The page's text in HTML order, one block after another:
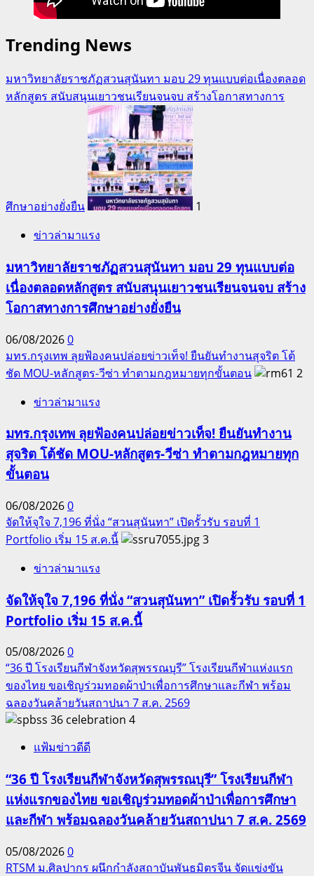
Trending News
มหาวิทยาลัยราชภัฏสวนสุนันทา มอบ 29 ทุนแบบต่อเนื่องตลอด
หลักสูตร สนับสนุนเยาวชนเรียนจนจบ สร้างโอกาสทางการ
ศึกษาอย่างยั่งยืน
1
ข่าวล่ามาแรง
มหาวิทยาลัยราชภัฏสวนสุนันทา มอบ 29 ทุนแบบต่อ
เนื่องตลอดหลักสูตร สนับสนุนเยาวชนเรียนจนจบ สร้าง
โอกาสทางการศึกษาอย่างยั่งยืน
06/08/20260
มทร.กรุงเทพ ลุยฟ้องคนปล่อยข่าวเท็จ! ยืนยันทำงานสุจริต โต้
ชัด MOU-หลักสูตร-วีซ่า ทำตามกฎหมายทุกขั้นตอน
2
ข่าวล่ามาแรง
มทร.กรุงเทพ ลุยฟ้องคนปล่อยข่าวเท็จ! ยืนยันทำงาน
สุจริต โต้ชัด MOU-หลักสูตร-วีซ่า ทำตามกฎหมายทุก
ขั้นตอน
06/08/20260
จัดให้จุใจ 7,196 ที่นั่ง “สวนสุนันทา” เปิดรั้วรับ รอบที่ 1
Portfolio เริ่ม 15 ส.ค.นี้
3
ข่าวล่ามาแรง
จัดให้จุใจ 7,196 ที่นั่ง “สวนสุนันทา” เปิดรั้วรับ รอบที่ 1
Portfolio เริ่ม 15 ส.ค.นี้
05/08/20260
“36 ปี โรงเรียนกีฬาจังหวัดสุพรรณบุรี” โรงเรียนกีฬาแห่งแรก
ของไทย ขอเชิญร่วมทอดผ้าป่าเพื่อการศึกษาและกีฬา พร้อม
ฉลองวันคล้ายวันสถาปนา 7 ส.ค. 2569
4
แฟ้มข่าวดีดี
“36 ปี โรงเรียนกีฬาจังหวัดสุพรรณบุรี” โรงเรียนกีฬา
แห่งแรกของไทย ขอเชิญร่วมทอดผ้าป่าเพื่อการศึกษา
และกีฬา พร้อมฉลองวันคล้ายวันสถาปนา 7 ส.ค. 2569
05/08/20260
RTSM ม.ศิลปากร ผนึกกำลังสถาบันพันธมิตรจีน จัดแข่งขัน